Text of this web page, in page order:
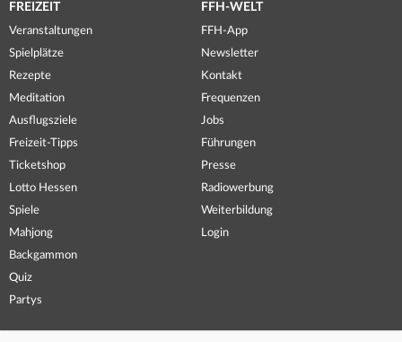
FREIZEIT
Veranstaltungen
Spielplätze
Rezepte
Meditation
Ausflugsziele
Freizeit-Tipps
Ticketshop
Lotto Hessen
Spiele
Mahjong
Backgammon
Quiz
Partys
FFH-WELT
FFH-App
Newsletter
Kontakt
Frequenzen
Jobs
Führungen
Presse
Radiowerbung
Weiterbildung
Login